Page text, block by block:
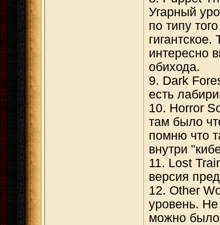
Угарный
по типу
гигантское.
интересно
обихода.
9. Dark
есть
10. Horror
там было
помню что
внутри
11. Lost
версия
12. Other
уровень. Не
можно было